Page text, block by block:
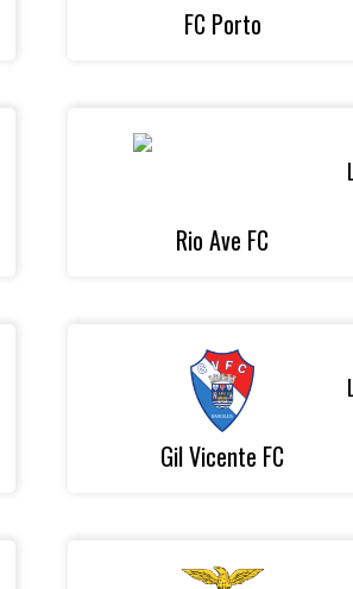
FC Porto
Rio Ave FC
Gil Vicente FC